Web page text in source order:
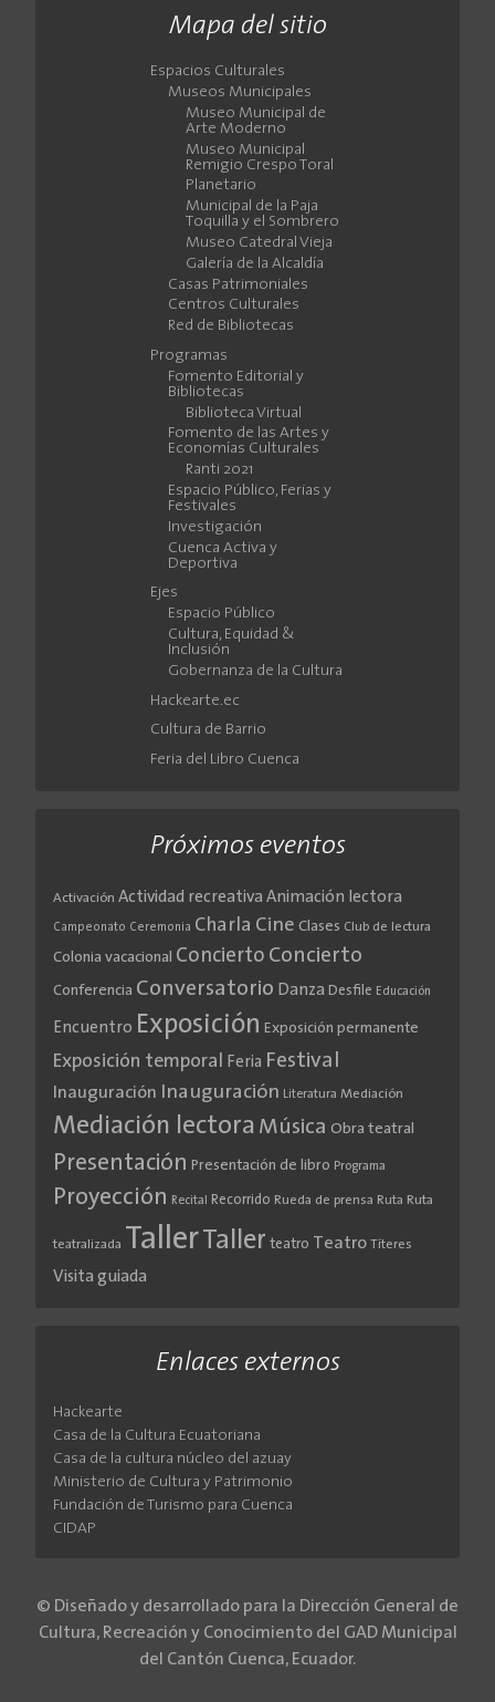
Mapa del sitio
Espacios Culturales
Museos Municipales
Museo Municipal de
Arte Moderno
Museo Municipal
Remigio Crespo Toral
Planetario
Municipal de la Paja
Toquilla y el Sombrero
Museo Catedral Vieja
Galería de la Alcaldía
Casas Patrimoniales
Centros Culturales
Red de Bibliotecas
Programas
Fomento Editorial y
Bibliotecas
Biblioteca Virtual
Fomento de las Artes y
Economías Culturales
Ranti 2021
Espacio Público, Ferias y
Festivales
Investigación
Cuenca Activa y
Deportiva
Ejes
Espacio Público
Cultura, Equidad &
Inclusión
Gobernanza de la Cultura
Hackearte.ec
Cultura de Barrio
Feria del Libro Cuenca
Próximos eventos
Activación Actividad recreativa Animación lectora
Campeonato Ceremonia Charla Cine Clases Club de lectura
Colonia vacacional Concierto Concierto
Conferencia Conversatorio Danza Desfile Educación
Encuentro Exposición Exposición permanente
Exposición temporal Feria Festival
Inauguración Inauguración Literatura Mediación
Mediación lectora Música Obra teatral
Presentación Presentación de libro Programa
Proyección Recital Recorrido Rueda de prensa Ruta Ruta
teatralizada TallerTaller teatro Teatro Títeres
Visita guiada
Enlaces externos
Hackearte
Casa de la Cultura Ecuatoriana
Casa de la cultura núcleo del azuay
Ministerio de Cultura y Patrimonio
Fundación de Turismo para Cuenca
CIDAP
© Diseñado y desarrollado para la Dirección General de
Cultura, Recreación y Conocimiento del GAD Municipal
del Cantón Cuenca, Ecuador.